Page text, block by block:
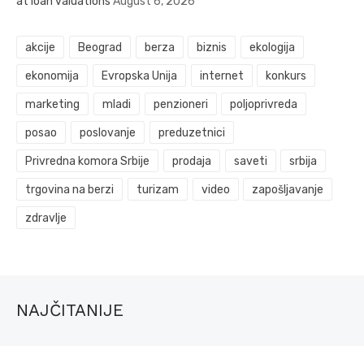
akcije Beograd berza biznis ekologija
ekonomija Evropska Unija internet konkurs
marketing mladi penzioneri poljoprivreda
posao poslovanje preduzetnici
Privredna komora Srbije prodaja saveti srbija
trgovina na berzi turizam video zapošljavanje
zdravlje
NAJČITANIJE